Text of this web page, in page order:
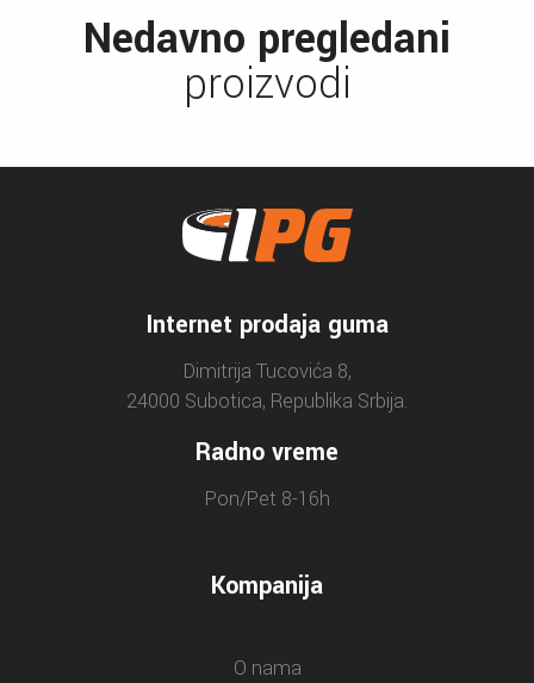
Nedavno pregledani
proizvodi
Internet prodaja guma
Dimitrija Tucovića 8,
24000 Subotica, Republika Srbija.
Radno vreme
Pon/Pet 8-16h
Kompanija
O nama